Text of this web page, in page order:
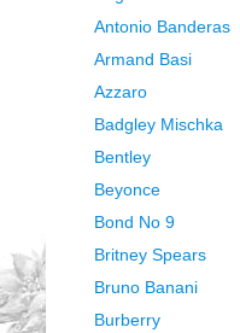
Antonio Banderas
Armand Basi
Azzaro
Badgley Mischka
Bentley
Beyonce
Bond No 9
Britney Spears
Bruno Banani
Burberry